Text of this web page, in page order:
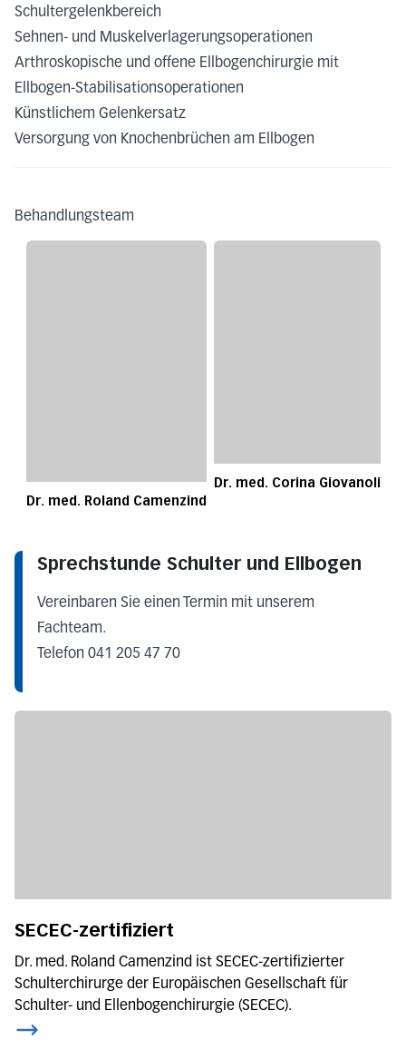
Schultergelenkbereich
Sehnen- und Muskelverlagerungsoperationen
Arthroskopische und offene Ellbogenchirurgie mit
Ellbogen-Stabilisationsoperationen
Künstlichem Gelenkersatz
Versorgung von Knochenbrüchen am Ellbogen
Behandlungsteam
Dr. med. Roland Camenzind
Dr. med. Corina Giovanoli
Sprechstunde Schulter und Ellbogen
Vereinbaren Sie einen Termin mit unserem
Fachteam.
Telefon 041 205 47 70
SECEC-zertifiziert
Dr. med. Roland Camenzind ist SECEC-zertifizierter
Schulterchirurge der Europäischen Gesellschaft für
Schulter- und Ellenbogenchirurgie (SECEC).